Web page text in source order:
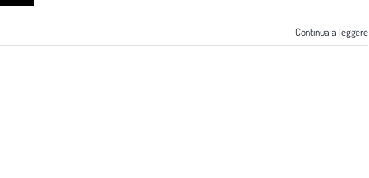
Continua a leggere